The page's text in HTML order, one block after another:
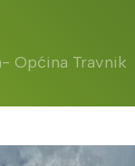
Općina Travnik